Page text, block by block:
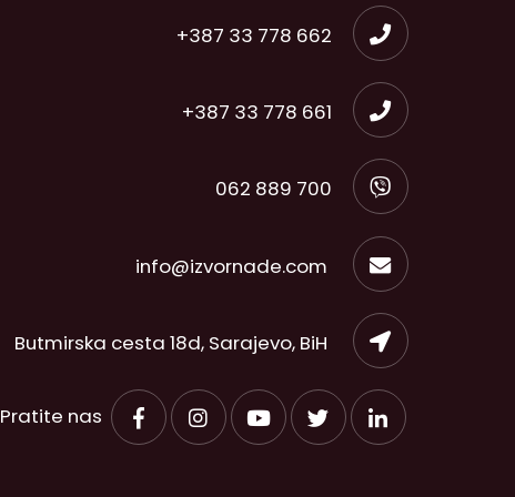
+387 33 778 662
+387 33 778 661
062 889 700
info@izvornade.com
Butmirska cesta 18d, Sarajevo, BiH
Pratite nas